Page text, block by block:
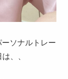
ソナルトレー
、、